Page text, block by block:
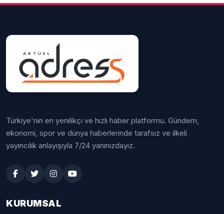
Türkiye'nin en yenilikçi ve hızlı haber platformu. Gündem,
ekonomi, spor ve dünya haberlerinde tarafsız ve ilkeli
yayıncılık anlayışıyla 7/24 yanınızdayız.
KURUMSAL